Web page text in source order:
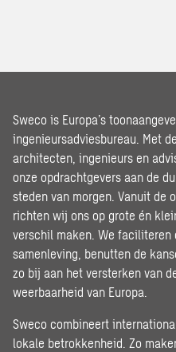
Sweco is Europa’s
ingenieursadviesbureau. Met
architecten, ingenieurs en
onze opdrachtgevers aan de
steden van morgen. Vanuit de
richten wij ons op grote én
verschil maken. We faciliteren
samenleving, benutten de
zo bij aan het versterken van
weerbaarheid van Europa.
Sweco combineert
lokale betrokkenheid. Zo